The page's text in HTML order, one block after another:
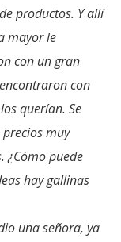
productos. Y allí
mayor le
con un gran
con
querían. Se
muy
¿Cómo puede
hay gallinas
una señora, ya